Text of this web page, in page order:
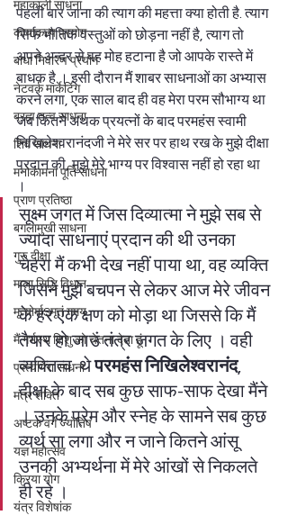
महाकाली साधना
कायाकल्प प्रयोग
बाधा निवारण प्रयोग
नेटवर्क मार्केटिंग
ब्रह्म तत्व साधना
शिव साधना
मनोकामना पूर्ति साधना
प्राण प्रतिष्ठा
बगलामुखी साधना
गुरु दीक्षा
माला सिद्धि विधान
मृत्योर्माSमृतं गमय
मैं गर्भस्थ शिशु को चेतना देता हूं
प्रत्यंगिरा साधना
मंत्र शक्ति
अष्टक वर्ग ज्योतिष
यज्ञ महोत्सव
क्रिया योग
यंत्र विशेषांक
पहली बार जाना की त्याग की महत्ता क्या होती है. त्याग
सिर्फ भौतिक वस्तुओं को छोड़ना नहीं है, त्याग तो
अपने अन्दर से वह मोह हटाना है जो आपके रास्ते में
बाधक है । इसी दौरान मैं शाबर साधनाओं का अभ्यास
करने लगा, एक साल बाद ही वह मेरा परम सौभाग्य था
जब कितने अथक प्रयत्नों के बाद परमहंस स्वामी
निखिलेश्वरानंदजी ने मेरे सर पर हाथ रख के मुझे दीक्षा
प्रदान की, मुझे मेरे भाग्य पर विश्वास नहीं हो रहा था
।
सूक्ष्म जगत में जिस दिव्यात्मा ने मुझे सब से
ज्यादा साधनाएं प्रदान की थी उनका
चेहरा मैं कभी देख नहीं पाया था, वह व्यक्ति
जिसने मुझे बचपन से लेकर आज मेरे जीवन
के हर एक क्षण को मोड़ा था जिससे कि मैं
तैयार हो जाउं तंत्र जगत के लिए । वही
व्यक्तित्व  थे परमहंस निखिलेश्वरानंद,
दीक्षा के बाद सब कुछ साफ-साफ देखा मैंने
। उनके प्रेम और स्नेह के सामने सब कुछ
व्यर्थ सा लगा और न जाने कितने आंसू
उनकी अभ्यर्थना में मेरे आंखों से निकलते
ही रहे ।